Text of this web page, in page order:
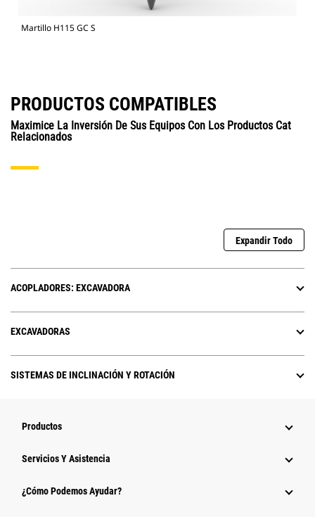
Martillo H115 GC S
PRODUCTOS COMPATIBLES
Maximice La Inversión De Sus Equipos Con Los Productos Cat
Relacionados
Expandir Todo
ACOPLADORES: EXCAVADORA
EXCAVADORAS
SISTEMAS DE INCLINACIÓN Y ROTACIÓN
Productos
Servicios Y Asistencia
¿Cómo Podemos Ayudar?